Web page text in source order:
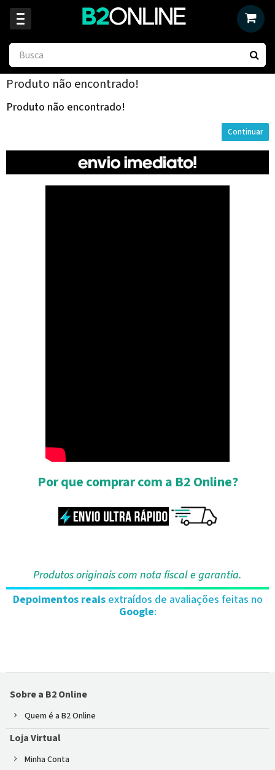
Produto não encontrado!
Produto não encontrado!
Continuar
Por que comprar com a B2 Online?
Produtos originais com nota fiscal e garantia.
Depoimentos reaisextraídos de avaliações feitas no
Google:
Sobre a B2 Online
Quem é a B2 Online
Loja Virtual
Minha Conta